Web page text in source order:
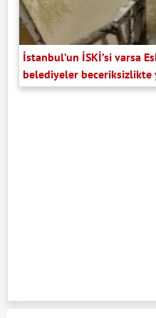
İstanbul’un İSKİ’si varsa
belediyeler beceriksizlikte